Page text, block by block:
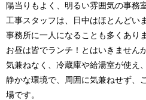
陽当りもよく、明るい雰囲気の事務
工事スタッフは、日中はほとんどい
事務所に一人になることも多くありま
お昼は皆でランチ！とはいきません
気兼ねなく、冷蔵庫や給湯室が使え
静かな環境で、周囲に気兼ねせず、
場です。